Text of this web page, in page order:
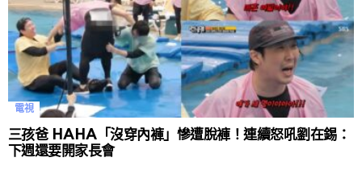
電視
三孩爸 HAHA「沒穿內褲」慘遭脫褲！連續怒吼劉在錫：
下週還要開家長會